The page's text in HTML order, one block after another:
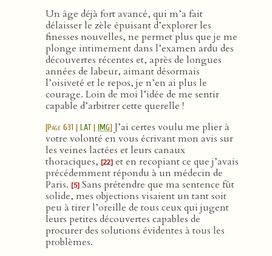
Un âge déjà fort avancé, qui m’a fait
délaisser le zèle épuisant d’explorer les
finesses nouvelles, ne permet plus que je me
plonge intimement dans l’examen ardu des
découvertes récentes et, après de longues
années de labeur, aimant désormais
l’oisiveté et le repos, je n’en ai plus le
courage. Loin de moi l’idée de me sentir
capable d’arbitrer cette querelle !
[Page 631 | LAT| IMG] J’ai certes voulu me plier à
votre volonté en vous écrivant mon avis sur
les veines lactées et leurs canaux
thoraciques, [22] et en recopiant ce que j’avais
précédemment répondu à un médecin de
Paris. [5] Sans prétendre que ma sentence fût
solide, mes objections visaient un tant soit
peu à tirer l’oreille de tous ceux qui jugent
leurs petites découvertes capables de
procurer des solutions évidentes à tous les
problèmes.